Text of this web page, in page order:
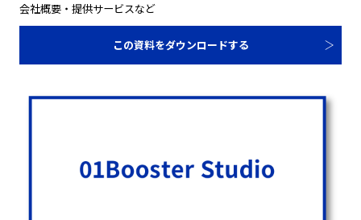
会社概要・提供サービスなど
この資料をダウンロードする